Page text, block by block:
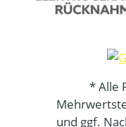
* Alle
und ggf.